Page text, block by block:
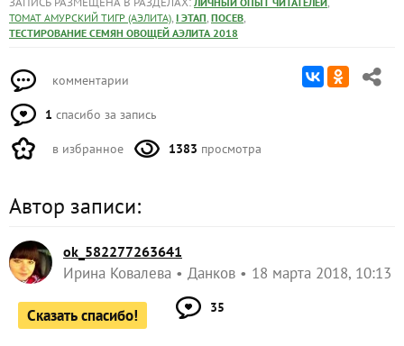
ТОМАТ АМУРСКИЙ ТИГР (АЭЛИТА), I ЭТАП, ПОСЕВ,
ТЕСТИРОВАНИЕ СЕМЯН ОВОЩЕЙ АЭЛИТА 2018
комментарии
1 спасибо за запись
в избранное 1383 просмотра
Автор записи:
ok_582277263641
Ирина Ковалева Данков 18 марта 2018, 10:13
Сказать спасибо! 35